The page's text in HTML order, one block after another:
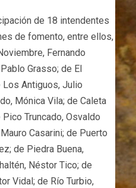
de 18 intendentes
de fomento, entre ellos,
Fernando
Grasso; de El
Los Antiguos, Julio
Mónica Vila; de Caleta
Truncado, Osvaldo
Casarini; de Puerto
de Piedra Buena,
Néstor Tico; de
Vidal; de Río Turbio,